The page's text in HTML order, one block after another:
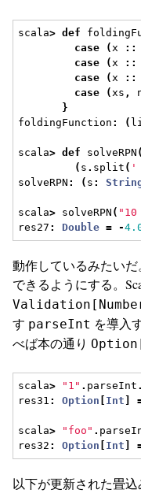
scala> def
case
(x ::
case
(x ::
case
(x ::
case
(xs ,
}
foldingFunction : (
scala> def solveRPN (
( s . split ( '
solveRPN : ( s :
scala> solveRPN (
res27 : Double = -
動作しているみたい
できるようにする。
す parseInt を導入
べば本の通り
scala> "1" . parseInt
res31 : Option Int
scala> "foo" .
res32 : Option Int
以下が更新された畳込